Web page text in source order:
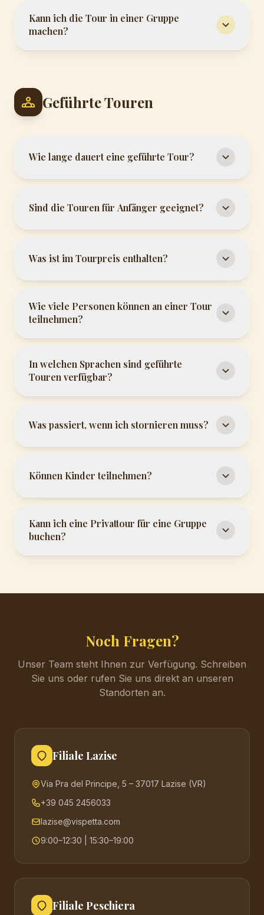
Kann ich die Tour in einer Gruppe
machen?
Geführte Touren
Wie lange dauert eine geführte Tour?
Sind die Touren für Anfänger geeignet?
Was ist im Tourpreis enthalten?
Wie viele Personen können an einer Tour
teilnehmen?
In welchen Sprachen sind geführte
Touren verfügbar?
Was passiert, wenn ich stornieren muss?
Können Kinder teilnehmen?
Kann ich eine Privattour für eine Gruppe
buchen?
Noch Fragen?
Unser Team steht Ihnen zur Verfügung. Schreiben
Sie uns oder rufen Sie uns direkt an unseren
Standorten an.
Filiale Lazise
Via Pra del Principe, 5 – 37017 Lazise (VR)
+39 045 2456033
lazise@vispetta.com
9:00–12:30 | 15:30–19:00
Filiale Peschiera